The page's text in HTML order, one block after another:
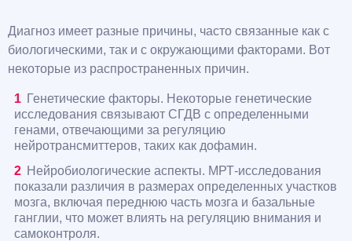
Диагноз имеет разные причины, часто связанные как с
биологическими, так и с окружающими факторами. Вот
некоторые из распространенных причин.
Генетические факторы. Некоторые генетические
исследования связывают СГДВ с определенными
генами, отвечающими за регуляцию
нейротрансмиттеров, таких как дофамин.
Нейробиологические аспекты. МРТ-исследования
показали различия в размерах определенных участков
мозга, включая переднюю часть мозга и базальные
ганглии, что может влиять на регуляцию внимания и
самоконтроля.